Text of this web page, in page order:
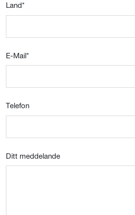
Land*
E-Mail*
Telefon
Ditt meddelande